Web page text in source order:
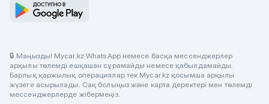
🔒 Маңызды! Mycar.kz WhatsApp немесе басқа мессенджерлер
арқылы төлемді ешқашан сұрамайды немесе қабылдамайды.
Барлық қаржылық операциялар тек Mycar.kz қосымша арқылы
жүзеге асырылады. Сақ болыңыз және карта деректері мен төлемді
мессенджерлерде жібермеңіз.